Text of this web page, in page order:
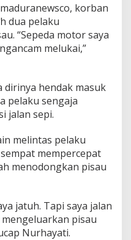
korban
dua pelaku
“Sepeda motor saya
melukai,”
hendak masuk
pelaku sengaja
jalan sepi.
melintas pelaku
mempercepat
menodongkan pisau
jatuh. Tapi saya jalan
pisau
Nurhayati.